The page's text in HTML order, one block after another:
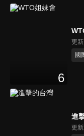
6
更
國
進
更